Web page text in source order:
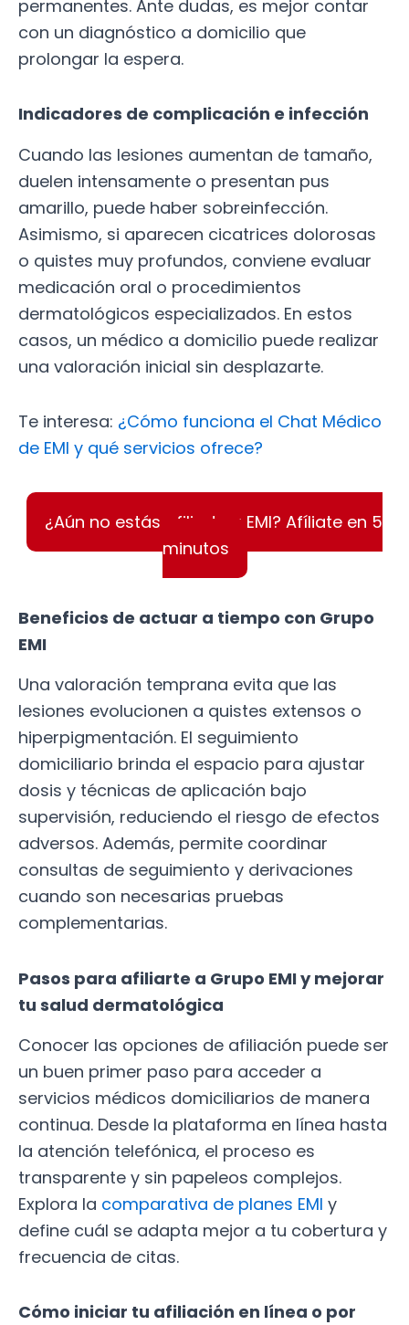
permanentes. Ante dudas, es mejor contar
con un diagnóstico a domicilio que
prolongar la espera.
Indicadores de complicación e infección
Cuando las lesiones aumentan de tamaño,
duelen intensamente o presentan pus
amarillo, puede haber sobreinfección.
Asimismo, si aparecen cicatrices dolorosas
o quistes muy profundos, conviene evaluar
medicación oral o procedimientos
dermatológicos especializados. En estos
casos, un médico a domicilio puede realizar
una valoración inicial sin desplazarte.
Te interesa: ¿Cómo funciona el Chat Médico
de EMI y qué servicios ofrece?
¿Aún no estás afiliado a EMI? Afíliate en 5
minutos
Beneficios de actuar a tiempo con Grupo
EMI
Una valoración temprana evita que las
lesiones evolucionen a quistes extensos o
hiperpigmentación. El seguimiento
domiciliario brinda el espacio para ajustar
dosis y técnicas de aplicación bajo
supervisión, reduciendo el riesgo de efectos
adversos. Además, permite coordinar
consultas de seguimiento y derivaciones
cuando son necesarias pruebas
complementarias.
Pasos para afiliarte a Grupo EMI y mejorar
tu salud dermatológica
Conocer las opciones de afiliación puede ser
un buen primer paso para acceder a
servicios médicos domiciliarios de manera
continua. Desde la plataforma en línea hasta
la atención telefónica, el proceso es
transparente y sin papeleos complejos.
Explora la comparativa de planes EMI y
define cuál se adapta mejor a tu cobertura y
frecuencia de citas.
Cómo iniciar tu afiliación en línea o por